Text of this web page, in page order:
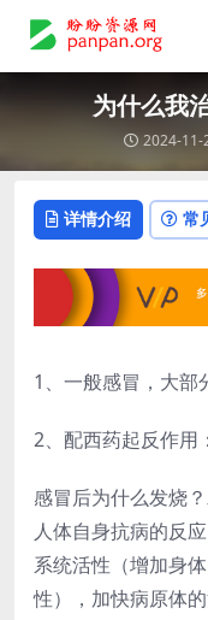
为什么我
2024-11-
详情介绍 常
1、一般感冒，大部
2、配西药起反作用：
感冒后为什么发烧
人体自身抗病的反
系统活性（增加身
性），加快病原体的